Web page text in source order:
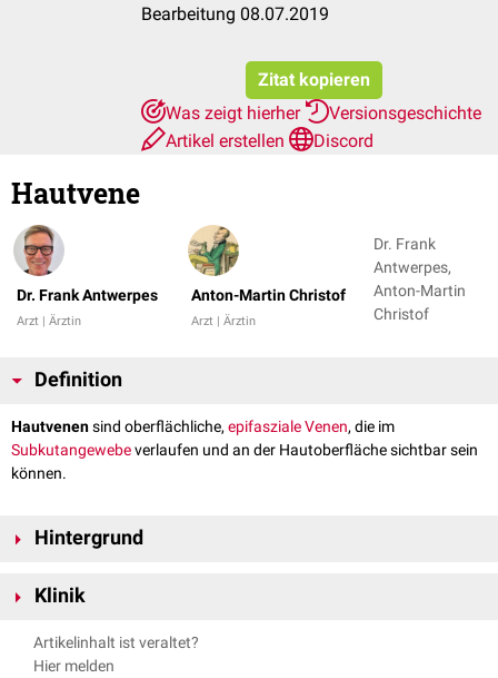
Bearbeitung 08.07.2019
Zitat kopieren
Was zeigt hierher
Versionsgeschichte
Artikel erstellen
Discord
Hautvene
Dr. Frank Antwerpes
Arzt | Ärztin
Anton-Martin Christof
Arzt | Ärztin
Dr. Frank
Antwerpes,
Anton-Martin
Christof
Definition
Hautvenensind oberflächliche, epifaszialeVenen, die im
Subkutangewebeverlaufen und an der Hautoberfläche sichtbar sein
können.
Hintergrund
Linien oder Hauterhebungen. Ihre bläuliche Farbe erhalten sie dadurch,
kurzwelliges blaues Licht. Das rote Licht wird vom venösen
absorbiert, das kurzwellige blaue Licht hingegen reflektiert. In einer
Klinik
Hautvenen am Arm werden bevorzugt für die
Blutentnahme
Artikelinhalt ist veraltet?
Hier melden